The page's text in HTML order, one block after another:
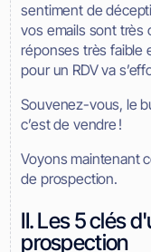
sentiment de
vos emails sont très
réponses très faible
pour un RDV va
Souvenez-vous, le
c’est de vendre !
Voyons maintenant
de prospection.
II. Les 5 clés
prospection